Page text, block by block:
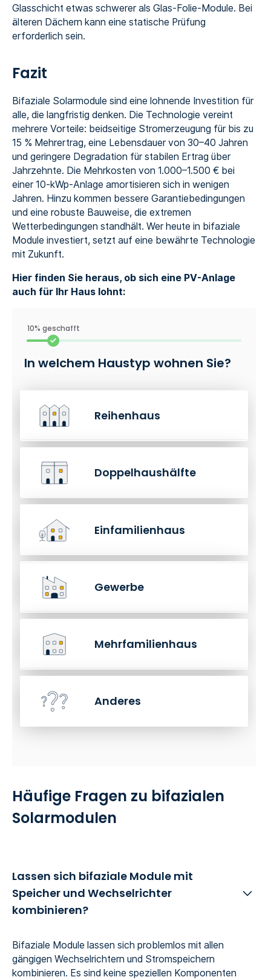
Glasschicht etwas schwerer als Glas-Folie-Module. Bei
älteren Dächern kann eine statische Prüfung
erforderlich sein.
Fazit
Bifaziale Solarmodule sind eine lohnende Investition für
alle, die langfristig denken. Die Technologie vereint
mehrere Vorteile: beidseitige Stromerzeugung für bis zu
15 % Mehrertrag, eine Lebensdauer von 30–40 Jahren
und geringere Degradation für stabilen Ertrag über
Jahrzehnte. Die Mehrkosten von 1.000–1.500 € bei
einer 10-kWp-Anlage amortisieren sich in wenigen
Jahren. Hinzu kommen bessere Garantiebedingungen
und eine robuste Bauweise, die extremen
Wetterbedingungen standhält. Wer heute in bifaziale
Module investiert, setzt auf eine bewährte Technologie
mit Zukunft.
Hier finden Sie heraus, ob sich eine PV-Anlage
auch für Ihr Haus lohnt:
10% geschafft
In welchem Haustyp wohnen Sie?
Reihenhaus
Doppelhaushälfte
Einfamilienhaus
Gewerbe
Mehrfamilienhaus
Anderes
Häufige Fragen zu bifazialen
Solarmodulen
Lassen sich bifaziale Module mit
Speicher und Wechselrichter
kombinieren?
Bifaziale Module lassen sich problemlos mit allen
gängigen Wechselrichtern und Stromspeichern
kombinieren. Es sind keine speziellen Komponenten